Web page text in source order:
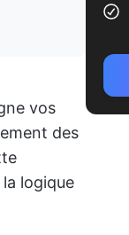
vos
des
logique